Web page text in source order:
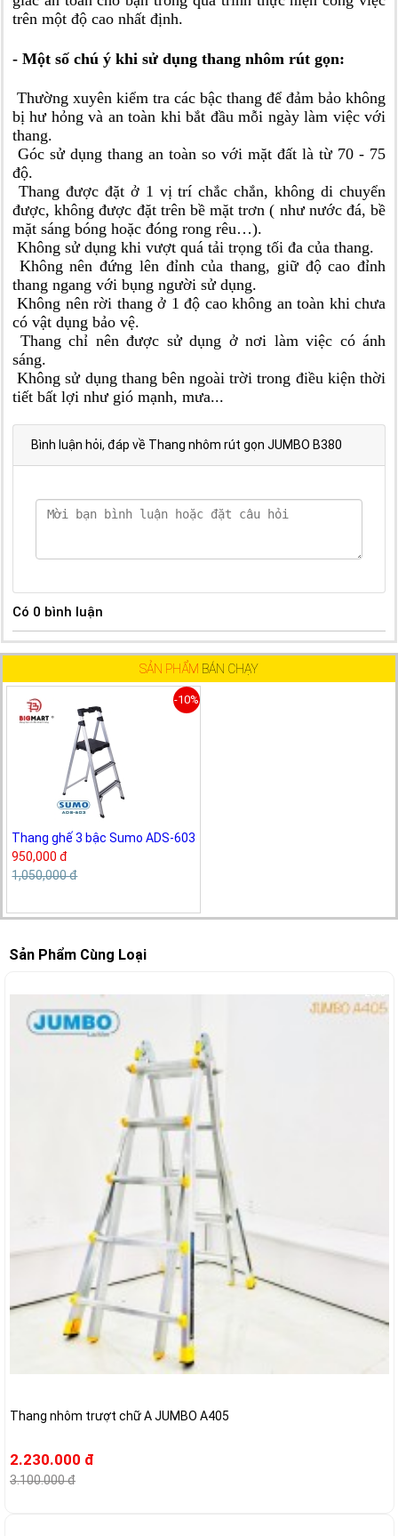
trên một độ cao nhất định.
- Một số chú ý khi sử dụng thang nhôm rút gọn:
Thường xuyên kiểm tra các bậc thang để đảm bảo không
bị hư hỏng và an toàn khi bắt đầu mỗi ngày làm việc với
thang.
Góc sử dụng thang an toàn so với mặt đất là từ 70 - 75
độ.
Thang được đặt ở 1 vị trí chắc chắn, không di chuyển
được, không được đặt trên bề mặt trơn ( như nước đá, bề
mặt sáng bóng hoặc đóng rong rêu…).
Không sử dụng khi vượt quá tải trọng tối đa của thang.
Không nên đứng lên đỉnh của thang, giữ độ cao đỉnh
thang ngang với bụng người sử dụng.
Không nên rời thang ở 1 độ cao không an toàn khi chưa
có vật dụng bảo vệ.
Thang chỉ nên được sử dụng ở nơi làm việc có ánh
sáng.
Không sử dụng thang bên ngoài trời trong điều kiện thời
tiết bất lợi như gió mạnh, mưa...
Bình luận hỏi, đáp về Thang nhôm rút gọn JUMBO B380
Có 0 bình luận
SẢN PHẨM BÁN CHẠY
-10%
Thang ghế 3 bậc Sumo ADS-603
950,000 đ
1,050,000 đ
Sản Phẩm Cùng Loại
-28%
Thang nhôm trượt chữ A JUMBO A405
2.230.000 đ
3.100.000 đ